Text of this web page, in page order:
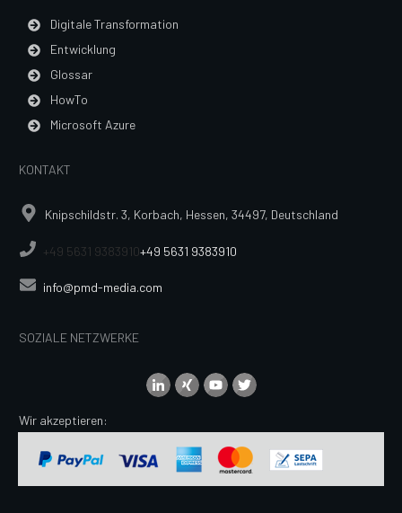
Digitale Transformation
Entwicklung
Glossar
HowTo
Microsoft Azure
KONTAKT
Knipschildstr. 3, Korbach, Hessen, 34497, Deutschland
+49 5631 9383910+49 5631 9383910
info@pmd-media.com
SOZIALE NETZWERKE
Wir akzeptieren: